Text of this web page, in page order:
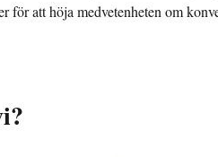
för att höja medvetenheten om